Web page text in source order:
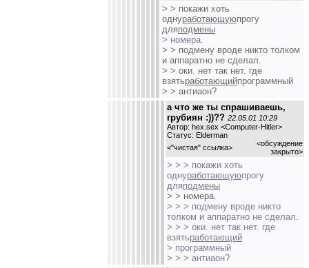
> > покажи хоть
однуработающуюпрогу
дляподмены
> номера.
> > подмену вроде никто толком
и аппаратно не сделал.
> > оки. нет так нет. где
взятьработающийпрограммный
> > антиаон?
а что же ты спрашиваешь,
грубиян :))?? 22.05.01 10:29
Автор: hex.sex <Computer-Hitler>
Статус: Elderman
<"чистая" ссылка>
<обсуждение
закрыто>
> > > покажи хоть
однуработающуюпрогу
дляподмены
> > номера.
> > > подмену вроде никто
толком и аппаратно не сделал.
> > > оки. нет так нет. где
взятьработающий
> программный
> > > антиаон?